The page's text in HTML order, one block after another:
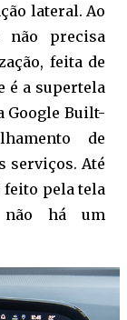
lateral. Ao
precisa
feita de
é a supertela
Google Built-
de
serviços. Até
feito pela tela
não há um